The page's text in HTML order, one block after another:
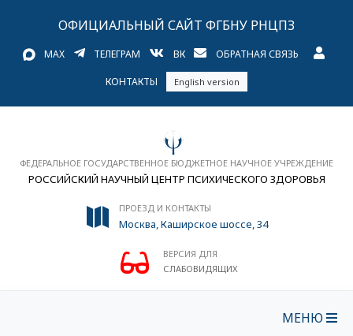
ОФИЦИАЛЬНЫЙ САЙТ ФГБНУ РНЦПЗ
MAX ТЕЛЕГРАМ ВК ОБРАТНАЯ СВЯЗЬ
КОНТАКТЫ English version
ФЕДЕРАЛЬНОЕ ГОСУДАРСТВЕННОЕ БЮДЖЕТНОЕ НАУЧНОЕ УЧРЕЖДЕНИЕ
РОССИЙСКИЙ НАУЧНЫЙ ЦЕНТР ПСИХИЧЕСКОГО ЗДОРОВЬЯ
ПРОЕЗД И КОНТАКТЫ
Москва, Каширское шоссе, 34
ВЕРСИЯ ДЛЯ
СЛАБОВИДЯЩИХ
МЕНЮ